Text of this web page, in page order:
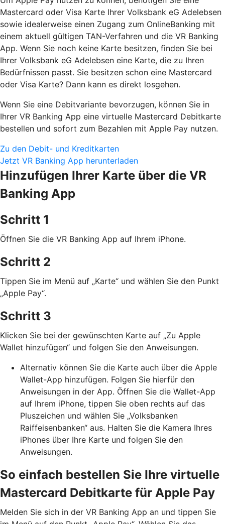
Mastercard oder Visa Karte Ihrer Volksbank eG Adelebsen
sowie idealerweise einen Zugang zum OnlineBanking mit
einem aktuell gültigen TAN-Verfahren und die VR Banking
App. Wenn Sie noch keine Karte besitzen, finden Sie bei
Ihrer Volksbank eG Adelebsen eine Karte, die zu Ihren
Bedürfnissen passt. Sie besitzen schon eine Mastercard
oder Visa Karte? Dann kann es direkt losgehen.
Wenn Sie eine Debitvariante bevorzugen, können Sie in
Ihrer VR Banking App eine virtuelle Mastercard Debitkarte
bestellen und sofort zum Bezahlen mit Apple Pay nutzen.
Zu den Debit- und Kreditkarten
Jetzt VR Banking App herunterladen
Hinzufügen Ihrer Karte über die VR
Banking App
Schritt 1
Öffnen Sie die VR Banking App auf Ihrem iPhone.
Schritt 2
Tippen Sie im Menü auf „Karte“ und wählen Sie den Punkt
„Apple Pay“.
Schritt 3
Klicken Sie bei der gewünschten Karte auf „Zu Apple
Wallet hinzufügen“ und folgen Sie den Anweisungen.
Alternativ können Sie die Karte auch über die Apple
Wallet-App hinzufügen. Folgen Sie hierfür den
Anweisungen in der App. Öffnen Sie die Wallet-App
auf Ihrem iPhone, tippen Sie oben rechts auf das
Pluszeichen und wählen Sie „Volksbanken
Raiffeisenbanken“ aus. Halten Sie die Kamera Ihres
iPhones über Ihre Karte und folgen Sie den
Anweisungen.
So einfach bestellen Sie Ihre virtuelle
Mastercard Debitkarte für Apple Pay
Melden Sie sich in der VR Banking App an und tippen Sie